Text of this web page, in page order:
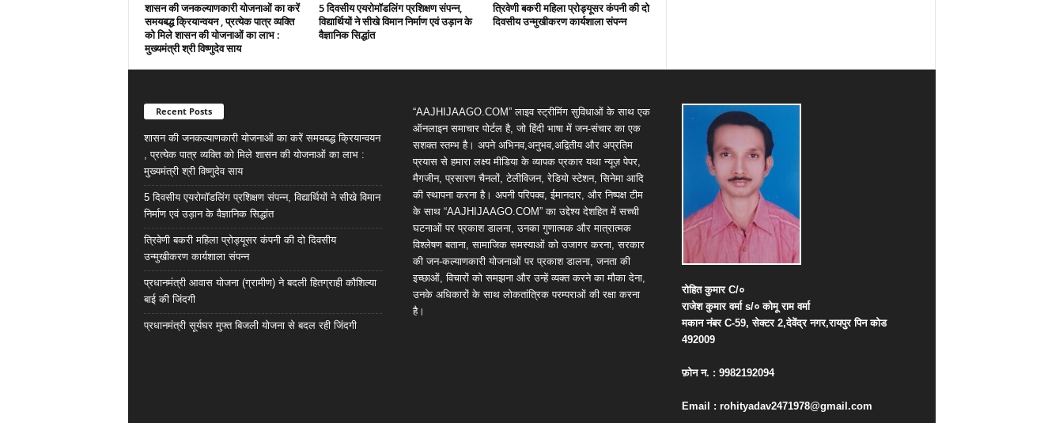
शासन की जनकल्याणकारी योजनाओं का करें
समयबद्ध क्रियान्वयन , प्रत्येक पात्र व्यक्ति
को मिले शासन की योजनाओं का लाभ :
मुख्यमंत्री श्री विष्णुदेव साय
5 दिवसीय एयरोमॉडलिंग प्रशिक्षण संपन्न,
विद्यार्थियों ने सीखे विमान निर्माण एवं उड़ान के
वैज्ञानिक सिद्धांत
त्रिवेणी बकरी महिला प्रोड्यूसर कंपनी की दो
दिवसीय उन्मुखीकरण कार्यशाला संपन्न
Recent Posts
शासन की जनकल्याणकारी योजनाओं का करें समयबद्ध क्रियान्वयन
, प्रत्येक पात्र व्यक्ति को मिले शासन की योजनाओं का लाभ :
मुख्यमंत्री श्री विष्णुदेव साय
5 दिवसीय एयरोमॉडलिंग प्रशिक्षण संपन्न, विद्यार्थियों ने सीखे विमान
निर्माण एवं उड़ान के वैज्ञानिक सिद्धांत
त्रिवेणी बकरी महिला प्रोड्यूसर कंपनी की दो दिवसीय
उन्मुखीकरण कार्यशाला संपन्न
प्रधानमंत्री आवास योजना (ग्रामीण) ने बदली हितग्राही कौशिल्या
बाई की जिंदगी
प्रधानमंत्री सूर्यघर मुफ्त बिजली योजना से बदल रही जिंदगी
“AAJHIJAAGO.COM” लाइव स्ट्रीमिंग सुविधाओं के साथ एक
ऑनलाइन समाचार पोर्टल है, जो हिंदी भाषा में जन-संचार का एक
सशक्त स्तम्भ है। अपने अभिनव,अनुभव,अद्वितीय और अप्रतिम
प्रयास से हमारा लक्ष्य मीडिया के व्यापक प्रकार यथा न्यूज़ पेपर,
मैगजीन, प्रसारण चैनलों, टेलीविजन, रेडियो स्टेशन, सिनेमा आदि
की स्थापना करना है। अपनी परिपक्व, ईमानदार, और निष्पक्ष टीम
के साथ “AAJHIJAAGO.COM” का उद्देश्य देशहित में सच्ची
घटनाओं पर प्रकाश डालना, उनका गुणात्मक और मात्रात्मक
विश्लेषण बताना, सामाजिक समस्याओं को उजागर करना, सरकार
की जन-कल्याणकारी योजनाओं पर प्रकाश डालना, जनता की
इच्छाओं, विचारों को समझना और उन्हें व्यक्त करने का मौका देना,
उनके अधिकारों के साथ लोकतांत्रिक परम्पराओं की रक्षा करना
है।
रोहित कुमारC/०
राजेश कुमार वर्माs/० कोमू राम वर्मा
मकान नंबरC-59,सेक्टर2,देवेंद्र नगर,रायपुर पिन कोड
492009
फ़ोन न. : 9982192094
Email : rohityadav2471978@gmail.com